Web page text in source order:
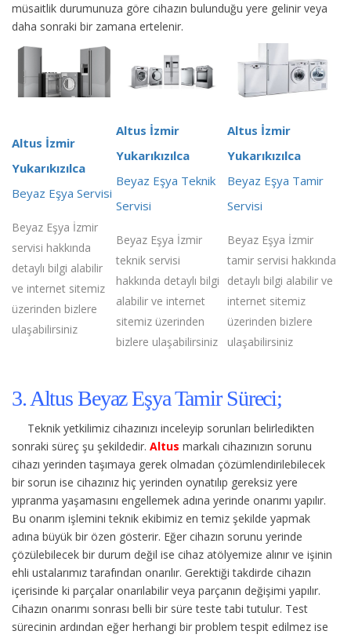
müsaitlik durumunuza göre cihazın bulunduğu yere gelinir veya
daha sonraki bir zamana ertelenir.
Altus İzmir
Yukarıkızılca
Beyaz Eşya Servisi
Beyaz Eşya İzmir
servisi hakkında
detaylı bilgi alabilir
ve internet sitemiz
üzerinden bizlere
ulaşabilirsiniz
Altus İzmir
Yukarıkızılca
Beyaz Eşya Teknik
Servisi
Beyaz Eşya İzmir
teknik servisi
hakkında detaylı bilgi
alabilir ve internet
sitemiz üzerinden
bizlere ulaşabilirsiniz
Altus İzmir
Yukarıkızılca
Beyaz Eşya Tamir
Servisi
Beyaz Eşya İzmir
tamir servisi hakkında
detaylı bilgi alabilir ve
internet sitemiz
üzerinden bizlere
ulaşabilirsiniz
3. Altus Beyaz Eşya Tamir Süreci;
Teknik yetkilimiz cihazınızı inceleyip sorunları belirledikten
sonraki süreç şu şekildedir. Altus markalı cihazınızın sorunu
cihazı yerinden taşımaya gerek olmadan çözümlendirilebilecek
bir sorun ise cihazınız hiç yerinden oynatılıp gereksiz yere
yıpranma yaşamasını engellemek adına yerinde onarımı yapılır.
Bu onarım işlemini teknik ekibimiz en temiz şekilde yapmak
adına büyük bir özen gösterir. Eğer cihazın sorunu yerinde
çözülebilecek bir durum değil ise cihaz atölyemize alınır ve işinin
ehli ustalarımız tarafından onarılır. Gerektiği takdirde cihazın
içerisinde ki parçalar onarılabilir veya parçanın değişimi yapılır.
Cihazın onarımı sonrası belli bir süre teste tabi tutulur. Test
sürecinin ardından eğer herhangi bir problem tespit edilmez ise